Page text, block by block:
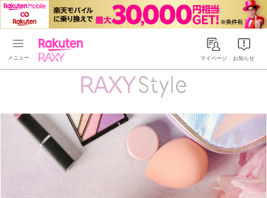
Rakuten RAXYマイページ お知らせ